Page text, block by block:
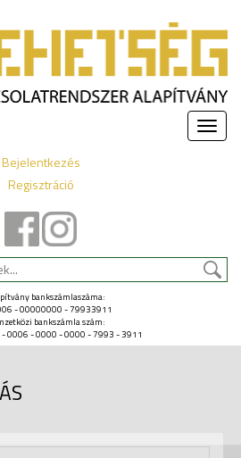
Toggle
Bejelentkezés
Regisztráció
bankszámlaszáma:
- 00000000 - 79933911
bankszámla szám:
0006 - 0000 - 0000 - 7993 - 3911